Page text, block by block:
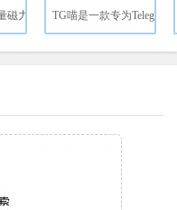
磁力 TG喵是一款专为Telegr